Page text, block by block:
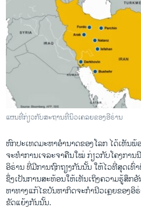
ອິດສະຫຼະພາບດ້ານການຂ່າວ
ຊີວິດຊາວລາວ
ຊຸມຊົນຊາວລາວ
ວິທະຍາສາດ-ເທັກໂນໂລຈີ
ທຸລະກິດ
ພາສາອັງກິດ
ສຽງ
ລາຍການກະຈາຍສຽງ
ລາຍງານ
ຕິດຕາມພວກເຮົາ ທີ່
ແຜນທີ່ກ່ຽວກັບສະຖານທີ່ນິວເຄລຍຂອງອີຣ່ານ
ຫົກປະເທດມະຫາອໍານາດຂອງໂລກ ໄດ້ເຫັນ
ຈະທຳການເຈລະຈາຄືນໃໝ່ ກ່ຽວກັບໂຄງການ
ອິຣ່ານ ທີ່ມີການຖົກຖຽງກັນນັ້ນ ໃຫ້ໄວທີ່ສຸດເທົ່
ຊຶ່ງເປັນການສະທ້ອນໃຫ້ເຫັນເຖິງຄວາມຮູ້ສຶກ
ຫາທາງແກ້ໄຂບັນຫາກິດຈະກໍານີວເຄຼຍຂອງອິ
ຂັດແຍ້ງກັນນັ້ນ.